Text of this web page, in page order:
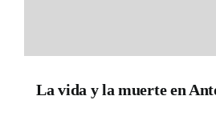
La vida y la muerte en